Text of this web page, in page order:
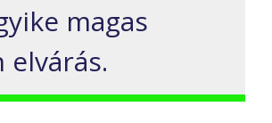
magas
elvárás.